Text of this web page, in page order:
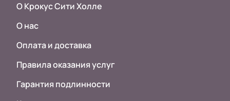
О Крокус Сити Холле
О нас
Оплата и доставка
Правила оказания услуг
Гарантия подлинности